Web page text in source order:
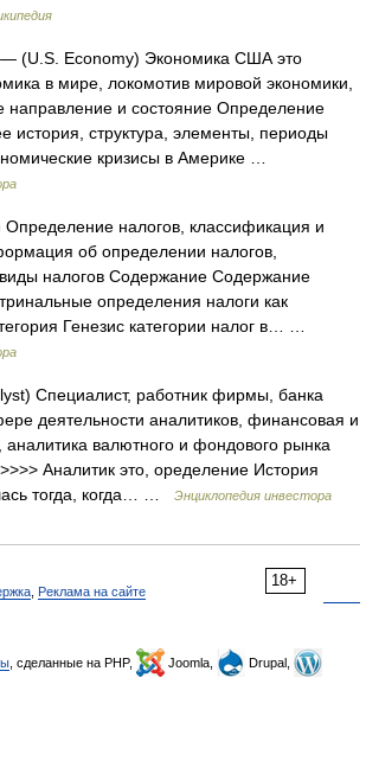
— (U.S. Economy) Экономика США это
в мире, локомотив мировой экономики,
и состояние Определение
история, структура, элементы, периоды
кризисы в Америке …
налогов, классификация и
об определении налогов,
налогов Содержание Содержание
определения налоги как
Генезис категории налог в… …
Специалист, работник фирмы, банка
деятельности аналитиков, финансовая и
аналитика валютного и фондового рынка
Аналитик это, оределение История
тогда, когда… …
Энциклопедия инвестора
18+
Реклама на сайте
, сделанные на PHP, Joomla,
Drupal,